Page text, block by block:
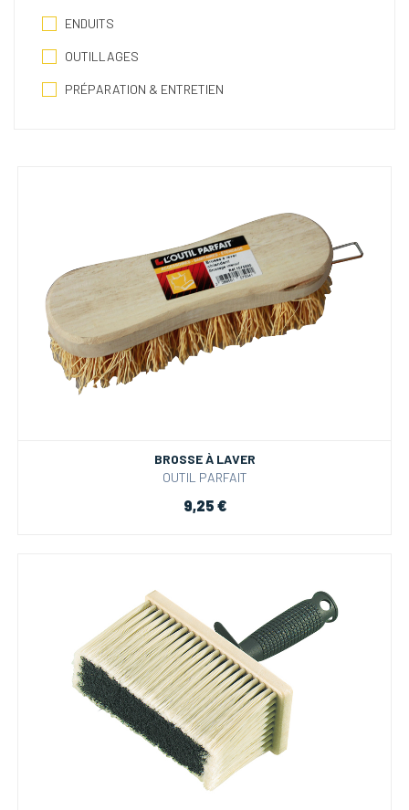
ENDUITS
OUTILLAGES
PRÉPARATION & ENTRETIEN
BROSSE À LAVER
OUTIL PARFAIT
9,25 €